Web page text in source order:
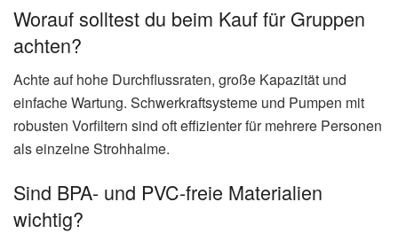
Worauf solltest du beim Kauf für Gruppen
achten?
Achte auf hohe Durchflussraten, große Kapazität und
einfache Wartung. Schwerkraftsysteme und Pumpen mit
robusten Vorfiltern sind oft effizienter für mehrere Personen
als einzelne Strohhalme.
Sind BPA- und PVC-freie Materialien
wichtig?